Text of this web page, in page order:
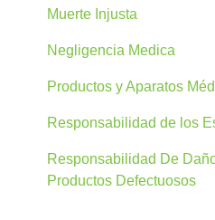
Muerte Injusta
Negligencia Medica
Productos y Aparatos
Responsabilidad de los
Responsabilidad De
Productos Defectuosos